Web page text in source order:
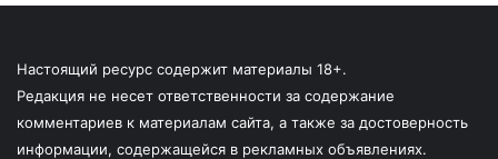
Настоящий ресурс содержит материалы 18+.
Редакция не несет ответственности за содержание
комментариев к материалам сайта, а также за достоверность
информации, содержащейся в рекламных объявлениях.